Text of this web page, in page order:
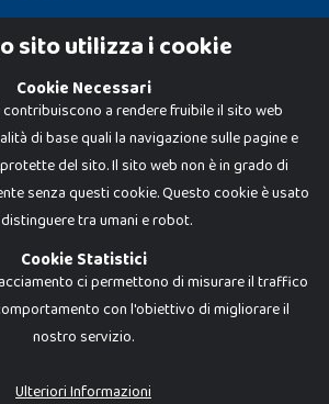
di Giocabene Srl. Ogni riproduzione o utilizzo non
potrebbero differire da quanto esposto in
sito utilizza i cookie
Cookie Necessari
a rendere fruibile il sito web
di base quali la navigazione sulle pagine e
del sito. Il sito web non è in grado di
senza questi cookie. Questo cookie è usato
tra umani e robot.
Cookie Statistici
ci permettono di misurare il traffico
con l'obiettivo di migliorare il
nostro servizio.
Ulteriori Informazioni